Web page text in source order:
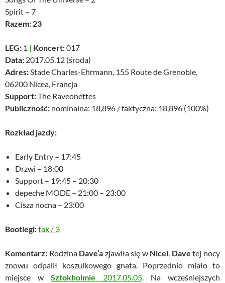
Spirit – 7
Razem: 23
LEG: 1 | Koncert:017
Data: 2017.05.12 (środa)
Adres:Stade Charles-Ehrmann, 155 Route de Grenoble,
06200 Nicea, Francja
Support:The Raveonettes
Publiczność: nominalna: 18,896 /faktyczna: 18,896 (100%)
Rozkład jazdy:
Early Entry – 17:45
Drzwi – 18:00
Support – 19:45 – 20:30
depeche MODE – 21:00 – 23:00
Cisza nocna – 23:00
Bootlegi:tak / 3
Komentarz: Rodzina Dave’a zjawiła się w Nicei. Dave tej nocy
znowu odpalił koszulkowego gnata. Poprzednio miało to
miejsce wSztokholmie 2017.05.05. Na wcześniejszych